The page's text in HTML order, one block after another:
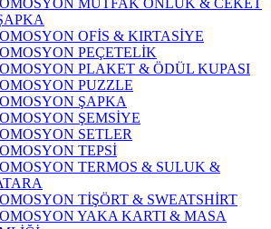
MUTFAK ÖNLÜK & CEKET
OFİS & KIRTASİYE
PEÇETELİK
PLAKET & ÖDÜL KUPASI
PUZZLE
ŞAPKA
ŞEMSİYE
SETLER
TEPSİ
TERMOS & SULUK &
TİŞÖRT & SWEATSHİRT
YAKA KARTI & MASA